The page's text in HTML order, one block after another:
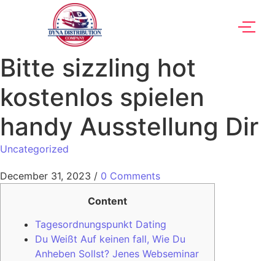
Bitte sizzling hot
kostenlos spielen
handy Ausstellung Dir
Uncategorized
December 31, 2023 / 0 Comments
Content
Tagesordnungspunkt Dating
Du Weißt Auf keinen fall, Wie Du
Anheben Sollst? Jenes Webseminar